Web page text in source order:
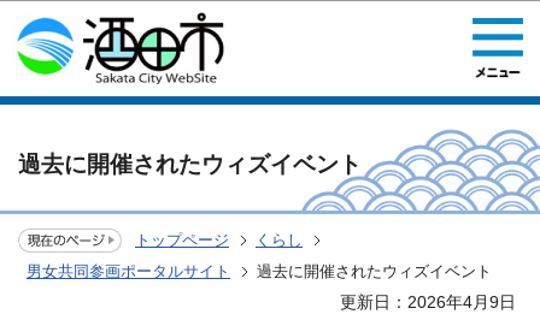
このページの本文へ移動
過去に開催されたウィズイベント
トップページ
くらし
男女共同参画ポータルサイト
過去に開催されたウィズイベント
更新日：2026年4月9日